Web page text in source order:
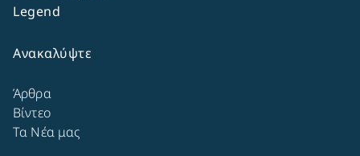
Legend
Ανακαλύψτε
Άρθρα
Βίντεο
Τα Νέα μας